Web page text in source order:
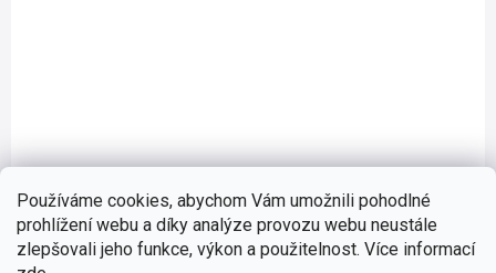
Používáme cookies, abychom Vám umožnili pohodlné
prohlížení webu a díky analýze provozu webu neustále
zlepšovali jeho funkce, výkon a použitelnost. Více informací